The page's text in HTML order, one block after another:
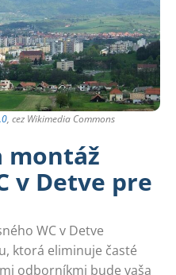
, cez Wikimedia Commons
montáž
v Detve pre
WC v Detve
ktorá eliminuje časté
odborníkmi bude vaša